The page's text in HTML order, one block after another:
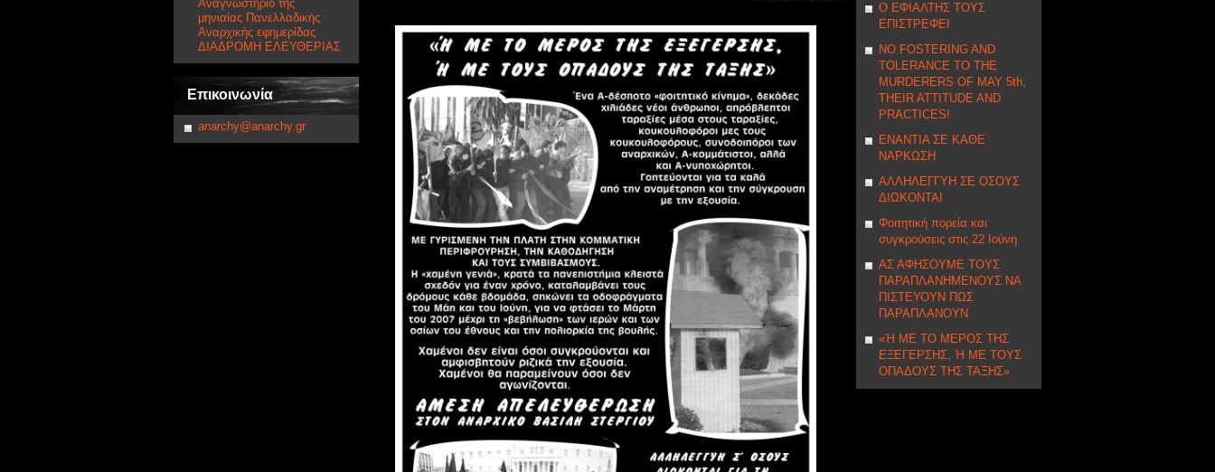
Αναγνωστήριο της
μηνιαίας Πανελλαδικής
Αναρχικής εφημερίδας
ΔΙΑΔΡΟΜΗ ΕΛΕΥΘΕΡΙΑΣ
Επικοινωνία
anarchy@anarchy.gr
Ο ΕΦΙΑΛΤΗΣ ΤΟΥΣ
ΕΠΙΣΤΡΕΦΕΙ
NΟ FOSTERING AND
TOLERANCE TO THE
MURDERERS OF MAY 5th,
THEIR ATTITUDE AND
PRACTICES!
ΕΝΑΝΤΙΑ ΣΕ ΚΑΘΕ
ΝΑΡΚΩΣΗ
ΑΛΛΗΛΕΓΓΥΗ ΣE ΟΣΟΥΣ
ΔΙΩΚΟΝΤΑΙ
Φοιτητική πορεία και
συγκρούσεις στις 22 Ιούνη
ΑΣ ΑΦΗΣΟΥΜΕ ΤΟΥΣ
ΠΑΡΑΠΛΑΝΗΜΕΝΟΥΣ ΝΑ
ΠΙΣΤΕΥΟΥΝ ΠΩΣ
ΠΑΡΑΠΛΑΝΟΥΝ
«Ή ΜΕ ΤΟ ΜΕΡΟΣ ΤΗΣ
ΕΞΕΓΕΡΣΗΣ, Ή ΜΕ ΤΟΥΣ
ΟΠΑΔΟΥΣ ΤΗΣ ΤΑΞΗΣ»